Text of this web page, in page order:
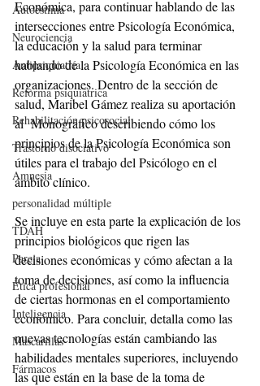
Autoestima
Neurociencia
Antipsiquiatría
Reforma psiquiátrica
Rehabilitación psicosocial
Trastorno disociativo
Amnesia
personalidad múltiple
TDAH
Pareja
Ética profesional
Inteligencia
Mascarillas
Fármacos
Económica, para continuar hablando de las
intersecciones entre Psicología Económica,
la educación y la salud para terminar
hablando de la Psicología Económica en las
organizaciones. Dentro de la sección de
salud, Maribel Gámez realiza su aportación
al  Monográfico describiendo cómo los
principios de la Psicología Económica son
útiles para el trabajo del Psicólogo en el
ámbito clínico.
Se incluye en esta parte la explicación de los
principios biológicos que rigen las
decisiones económicas y cómo afectan a la
toma de decisiones, así como la influencia
de ciertas hormonas en el comportamiento
económico. Para concluir, detalla como las
nuevas tecnologías están cambiando las
habilidades mentales superiores, incluyendo
las que están en la base de la toma de